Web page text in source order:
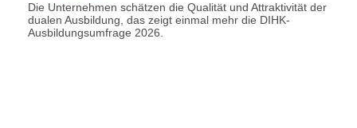
Die Unternehmen schätzen die Qualität und Attraktivität der
dualen Ausbildung, das zeigt einmal mehr die DIHK-
Ausbildungsumfrage 2026.